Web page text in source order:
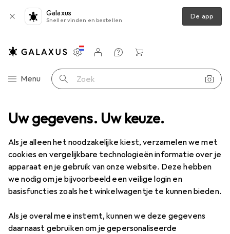
Uw gegevens. Uw keuze.
Als je alleen het noodzakelijke kiest, verzamelen we met
cookies en vergelijkbare technologieën informatie over je
apparaat en je gebruik van onze website. Deze hebben
we nodig om je bijvoorbeeld een veilige login en
basisfuncties zoals het winkelwagentje te kunnen bieden.
Als je overal mee instemt, kunnen we deze gegevens
daarnaast gebruiken om je gepersonaliseerde
Galaxus
Sneller vinden en bestellen De app
Categorie navigatie
Menu Zoek op
Instellingen
Klantenaccount
Produktvergelijking
Verlanglijstje
Winkelmandje
Binnenklimaat Thermische meetinstrumenten
Verkoop Weerstation